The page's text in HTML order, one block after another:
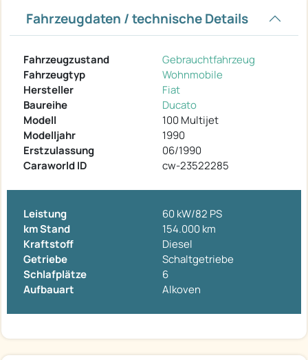
Fahrzeugdaten / technische Details
Fahrzeugzustand
Gebrauchtfahrzeug
Fahrzeugtyp
Wohnmobile
Hersteller
Fiat
Baureihe
Ducato
Modell
100 Multijet
Modelljahr
1990
Erstzulassung
06/1990
Caraworld ID
cw-23522285
Leistung
60 kW/82 PS
km Stand
154.000 km
Kraftstoff
Diesel
Getriebe
Schaltgetriebe
Schlafplätze
6
Aufbauart
Alkoven